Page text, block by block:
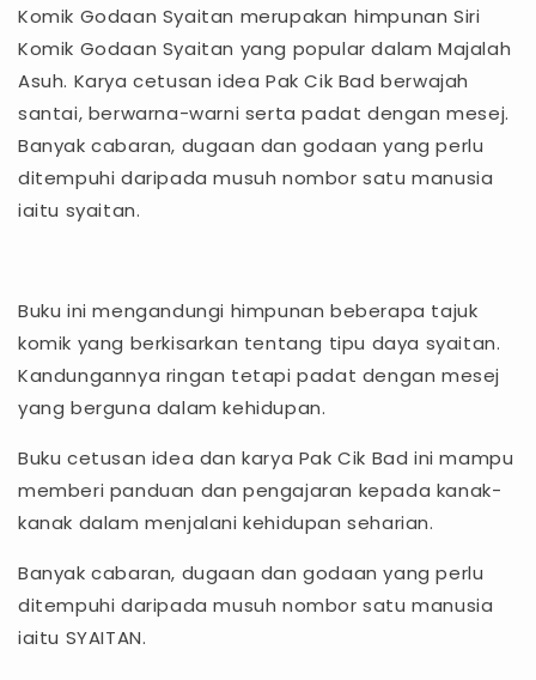
Komik Godaan Syaitan merupakan himpunan Siri
Komik Godaan Syaitan yang popular dalam Majalah
Asuh. Karya cetusan idea Pak Cik Bad berwajah
santai, berwarna-warni serta padat dengan mesej.
Banyak cabaran, dugaan dan godaan yang perlu
ditempuhi daripada musuh nombor satu manusia
iaitu syaitan.
Buku ini mengandungi himpunan beberapa tajuk
komik yang berkisarkan tentang tipu daya syaitan.
Kandungannya ringan tetapi padat dengan mesej
yang berguna dalam kehidupan.
Buku cetusan idea dan karya Pak Cik Bad ini mampu
memberi panduan dan pengajaran kepada kanak-
kanak dalam menjalani kehidupan seharian.
Banyak cabaran, dugaan dan godaan yang perlu
ditempuhi daripada musuh nombor satu manusia
iaitu SYAITAN.